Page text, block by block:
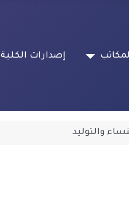
إصدارات الكلية
والتوليد